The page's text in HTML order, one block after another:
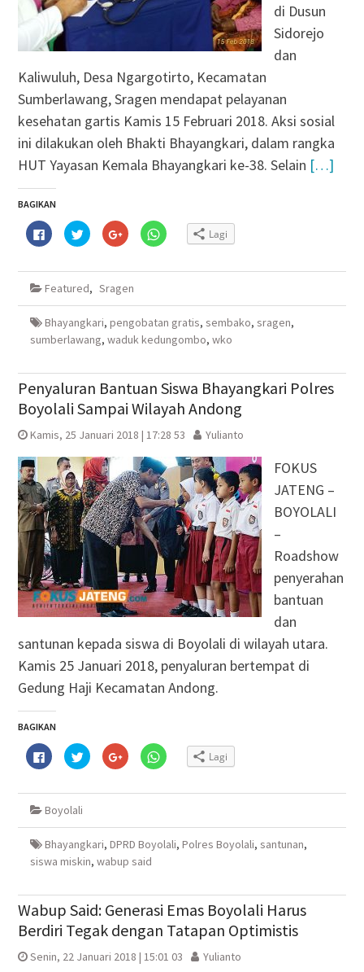
di Dusun
Sidorejo
dan
Kaliwuluh, Desa Ngargotirto, Kecamatan
Sumberlawang, Sragen mendapat pelayanan
kesehatan gartis Kamis 15 Februari 2018. Aksi sosial
ini dilakukan oleh Bhakti Bhayangkari, dalam rangka
HUT Yayasan Kemala Bhayangkari ke-38. Selain […]
BAGIKAN
Klik
untuk
membagikan
Facebook(Membuka
jendela
baru)
Klik
untuk
berbagi
Twitter(Membuka
jendela
baru)
Klik
untuk
berbagi
Google+
di
yang
baru)
Klik
untuk
WhatsApp(Membuka
baru)
Lagi
Featured, Sragen
Bhayangkari, pengobatan gratis, sembako, sragen,
sumberlawang, waduk kedungombo, wko
Penyaluran Bantuan Siswa Bhayangkari Polres
Boyolali Sampai Wilayah Andong
Kamis, 25 Januari 2018 | 17:28 53 Yulianto
FOKUS
JATENG –
BOYOLALI
–
Roadshow
penyerahan
bantuan
dan
santunan kepada siswa di Boyolali di wilayah utara.
Kamis 25 Januari 2018, penyaluran bertempat di
Gedung Haji Kecamatan Andong.
BAGIKAN
Klik
untuk
membagikan
Facebook(Membuka
jendela
baru)
Klik
untuk
berbagi
Twitter(Membuka
baru)
Klik
untuk
berbagi
Google+
yang
baru)
Klik
untuk
WhatsApp(Membuka
baru)
Lagi
Boyolali
Bhayangkari, DPRD Boyolali, Polres Boyolali, santunan,
siswa miskin, wabup said
Wabup Said: Generasi Emas Boyolali Harus
Berdiri Tegak dengan Tatapan Optimistis
Senin, 22 Januari 2018 | 15:01 03 Yulianto